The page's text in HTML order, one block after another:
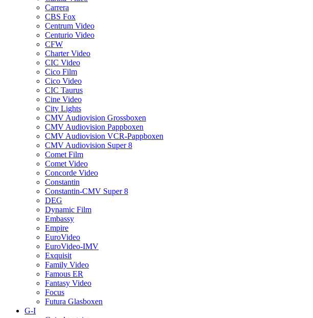
Carrera
CBS Fox
Centrum Video
Centurio Video
CFW
Charter Video
CIC Video
Cico Film
Cico Video
CIC Taurus
Cine Video
City Lights
CMV Audiovision Grossboxen
CMV Audiovision Pappboxen
CMV Audiovision VCR-Pappboxen
CMV Audiovision Super 8
Comet Film
Comet Video
Concorde Video
Constantin
Constantin-CMV Super 8
DEG
Dynamic Film
Embassy
Empire
EuroVideo
EuroVideo-IMV
Exquisit
Family Video
Famous ER
Fantasy Video
Focus
Futura Glasboxen
G-I